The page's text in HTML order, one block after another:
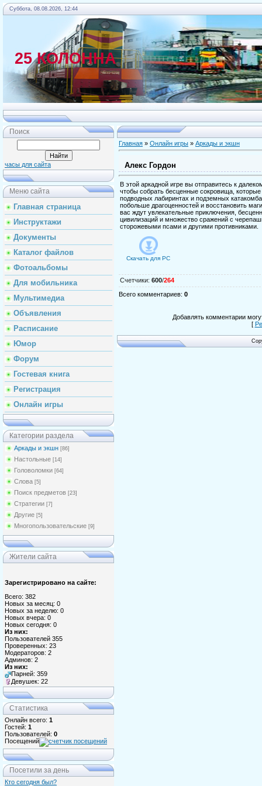
Суббота, 08.08.2026, 12:44
25 КОЛОННА
Поиск
часы для сайта
Меню сайта
Главная страница
Инструктажи
Документы
Каталог файлов
Фотоальбомы
Для мобильника
Мультимедиа
Объявления
Расписание
Юмор
Форум
Гостевая книга
Регистрация
Онлайн игры
Категории раздела
Аркады и экшн [86]
Настольные [14]
Головоломки [64]
Слова [5]
Поиск предметов [23]
Стратегии [7]
Другие [5]
Многопользовательские [9]
Жители сайта
Зарегистрировано на сайте:
Всего: 382
Новых за месяц: 0
Новых за неделю: 0
Новых вчера: 0
Новых сегодня: 0
Из них:
Пользователей 355
Проверенных: 23
Модераторов: 2
Админов: 2
Из них:
Парней: 359
Девушек: 22
Статистика
Онлайн всего: 1
Гостей: 1
Пользователей: 0
Посещений
Посетили за день
Кто сегодня был?
Главная » Онлайн игры » Аркады и экшн
Алекс Гордон
В этой аркадной игре вы отправитесь к
чтобы собрать бесценные сокровища,
подводных лабиринтах и подземных
побольше драгоценностей и восстановить
вас ждут увлекательные приключения,
цивилизаций и множество сражений с
сторожевыми псами и другими противниками.
Скачать для PC
Счетчики: 600/264
Всего комментариев: 0
Добавлять комментарии
[